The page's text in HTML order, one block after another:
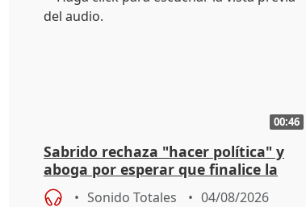
00:46
Sabrido rechaza "hacer política" y
aboga por esperar que finalice la
investigación del incendio
Sonido Totales 04/08/2026